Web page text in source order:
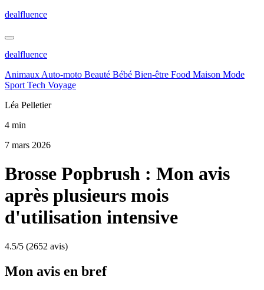
dealfluence
dealfluence
Animaux Auto-moto Beauté Bébé Bien-être Food Maison Mode
Sport Tech Voyage
Léa Pelletier
4 min
7 mars 2026
Brosse Popbrush : Mon avis
après plusieurs mois
d'utilisation intensive
4.5/5 (2652 avis)
Mon avis en bref